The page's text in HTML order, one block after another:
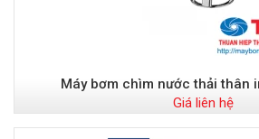
Máy bơm chìm nước thải thân
Giá liên hệ